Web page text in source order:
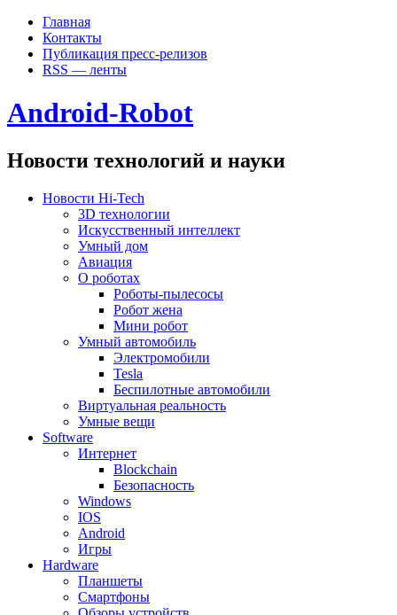
Главная
Контакты
Публикация пресс-релизов
RSS — ленты
Android-Robot
Новости технологий и науки
Новости Hi-Tech
3D технологии
Искусственный интеллект
Умный дом
Авиация
О роботах
Роботы-пылесосы
Робот жена
Мини робот
Умный автомобиль
Электромобили
Tesla
Беспилотные автомобили
Виртуальная реальность
Умные вещи
Software
Интернет
Blockchain
Безопасность
Windows
IOS
Android
Игры
Hardware
Планшеты
Смартфоны